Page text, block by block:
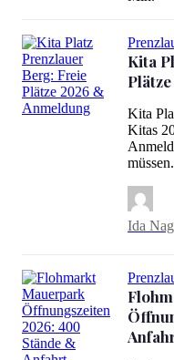
Kita Platz Prenzlauer
Kita
Kita
Kitas
Ida